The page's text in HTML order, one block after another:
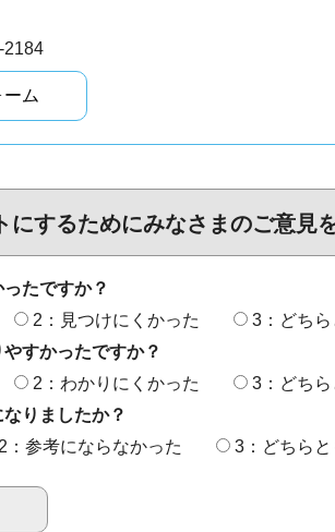
にするためにみなさまのご意見
たですか？
2：見つけにくかった
3：どち
すかったですか？
2：わかりにくかった
3：どち
りましたか？
2：参考にならなかった 3：どちら